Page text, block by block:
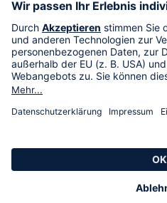
Im TV
HSE International